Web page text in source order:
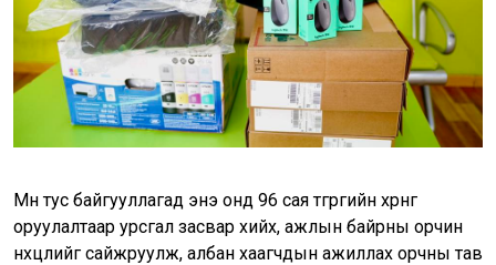
Мөн тус байгууллагад энэ онд 96 сая төгрөгийн хөрөнгө
оруулалтаар урсгал засвар хийх, ажлын байрны орчин
нөхцөлийг сайжруулж, албан хаагчдын ажиллах орчны тав